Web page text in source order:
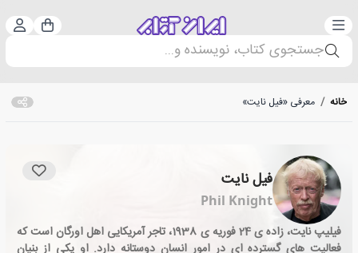
دسته‌بندی سبد
جستجوی کتاب، نویسنده و...
خانه / معرفی «فیل نایت»
فیل نایت
Phil Knight
فیلیپ نایت، زاده ی 24 فوریه ی 1938، تاجر آمریکایی اهل اورگان است که
فعالیت های گسترده ای در امور انسان دوستانه دارد. او یکی از بنیان